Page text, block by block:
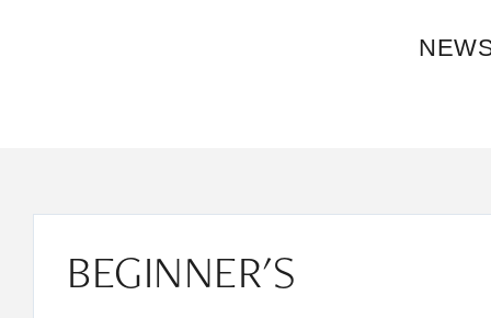
BEGINNER'S